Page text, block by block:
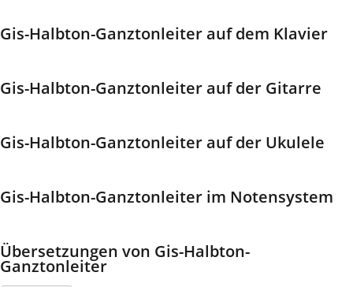
日本語
Polski
Gis-Halbton-Ganztonleiter auf dem Klavier
Gis-Halbton-Ganztonleiter auf der Gitarre
Gis-Halbton-Ganztonleiter auf der Ukulele
Gis-Halbton-Ganztonleiter im Notensystem
Übersetzungen von Gis-Halbton-
Ganztonleiter